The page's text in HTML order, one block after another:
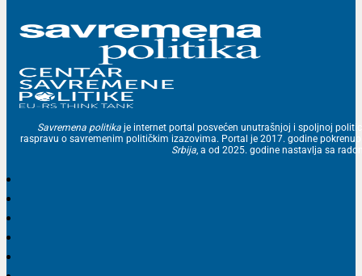
Savremena politika je internet portal posvećen unutrašnjoj i spoljnoj
raspravu o savremenim političkim izazovima. Portal je 2017. godine
Srbija , a od 2025. godine nastavlja sa